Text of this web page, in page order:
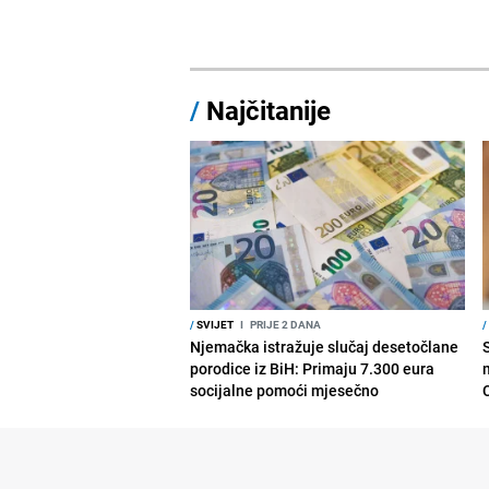
/ Najčitanije
/SVIJET I PRIJE 2 DANA
Njemačka istražuje slučaj desetočlane
porodice iz BiH: Primaju 7.300 eura
socijalne pomoći mjesečno
/